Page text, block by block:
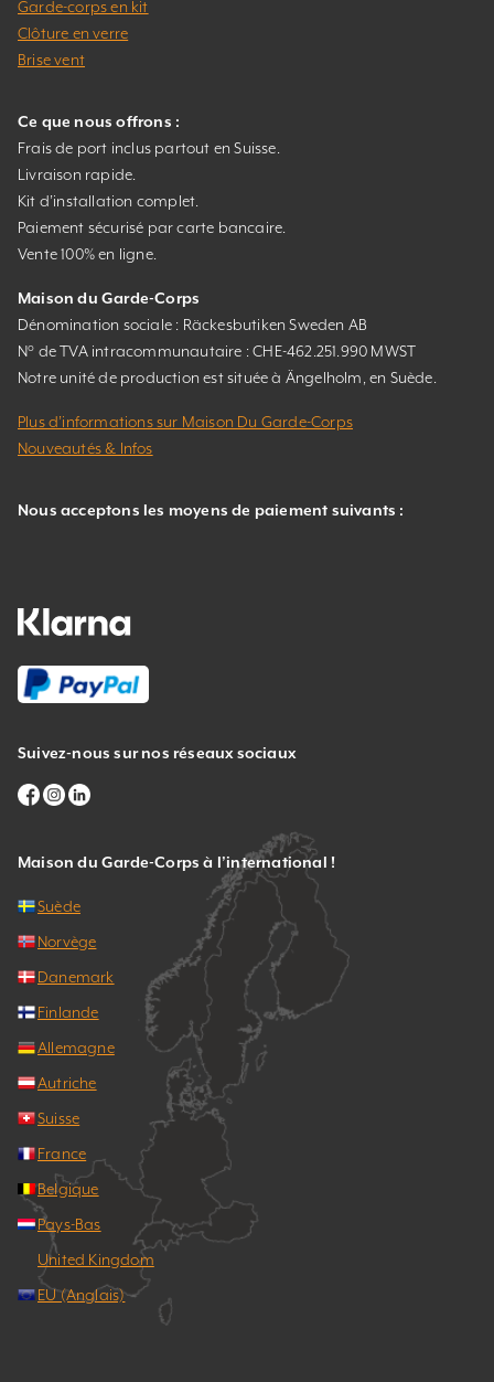
Garde-corps en kit
Clôture en verre
Brise vent
Ce que nous offrons :
Frais de port inclus partout en Suisse.
Livraison rapide.
Kit d’installation complet.
Paiement sécurisé par carte bancaire.
Vente 100% en ligne.
Maison du Garde-Corps
Dénomination sociale : Räckesbutiken Sweden AB
N° de TVA intracommunautaire : CHE-462.251.990 MWST
Notre unité de production est située à Ängelholm, en Suède.
Plus d’informations sur Maison Du Garde-Corps
Nouveautés & Infos
Nous acceptons les moyens de paiement suivants :
Suivez-nous sur nos réseaux sociaux
Maison du Garde-Corps à l’international !
Suède
Norvège
Danemark
Finlande
Allemagne
Autriche
Suisse
France
Belgique
Pays-Bas
United Kingdom
EU (Anglais)